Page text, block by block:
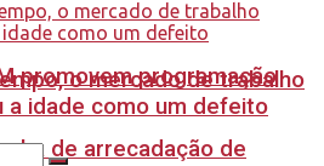
promovem programação
de arrecadação de
o mercado de trabalho
a idade como um defeito